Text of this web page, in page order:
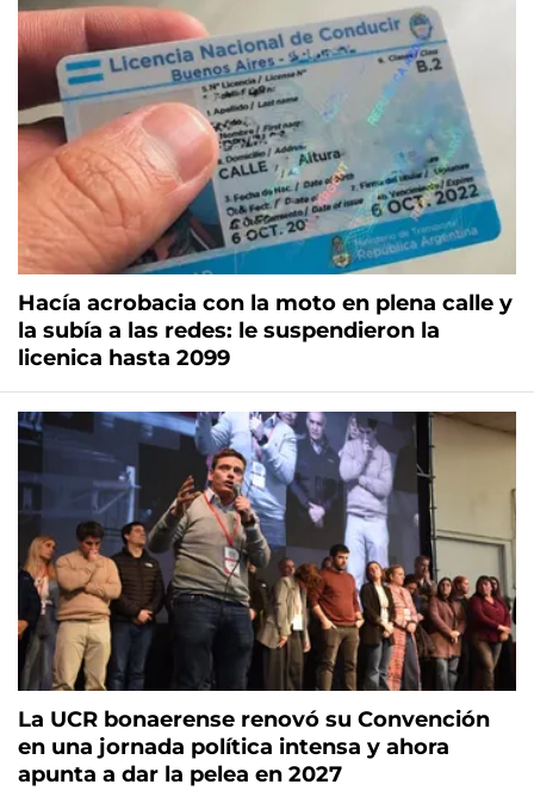
Hacía acrobacia con la moto en plena calle y
la subía a las redes: le suspendieron la
licenica hasta 2099
La UCR bonaerense renovó su Convención
en una jornada política intensa y ahora
apunta a dar la pelea en 2027